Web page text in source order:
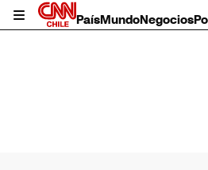
PaísMundoNegocios